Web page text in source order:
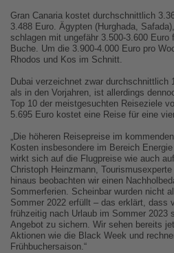
Gran Canaria kostet durchschnittlich
3.488 Euro. Ägypten (Hurghada,
schlagen mit ungefähr 3.500-3.600 Euro
Buche. Um die 3.900-4.000 Euro pro
Rhodos und Kos im Schnitt.
Dubai verzeichnet zwar durchschnittlich
als in den Vorjahren, ist allerdings
Top 10 der meistgesuchten Reiseziele
5.695 Euro kostet eine Reise für eine
„Die höheren Reisepreise im
Kosten insbesondere im Bereich
wirkt sich auf die Flugpreise wie auch
Christoph Heinzmann,
hinaus beobachten wir einen
Sommerferien. Scheinbar wurden nicht
Sommer 2022 erfüllt – das erklärt, dass
frühzeitig nach Urlaub im Sommer 2023
Angebot zu sichern. Wir sehen bereits
Aktionen wie die Black Week und
Frühbuchersaison.“